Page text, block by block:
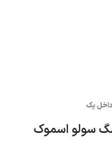
سولو اسموک